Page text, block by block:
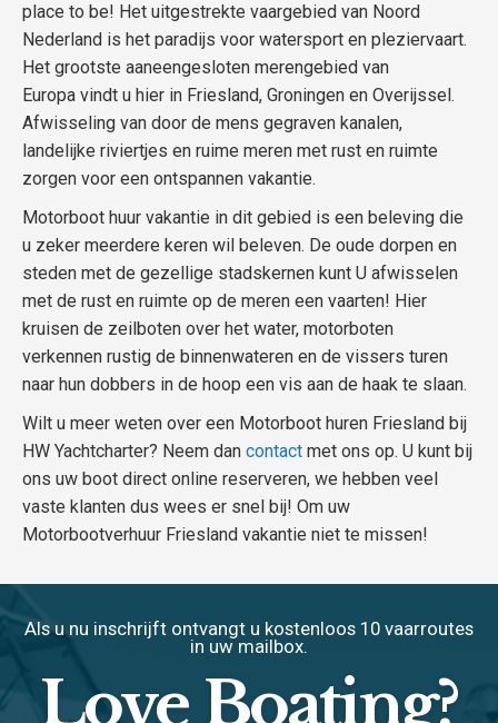
place to be! Het uitgestrekte vaargebied van Noord
Nederland is het paradijs voor watersport en pleziervaart.
Het grootste aaneengesloten merengebied van
Europa vindt u hier in Friesland, Groningen en Overijssel.
Afwisseling van door de mens gegraven kanalen,
landelijke riviertjes en ruime meren met rust en ruimte
zorgen voor een ontspannen vakantie.
Motorboot huur vakantie in dit gebied is een beleving die
u zeker meerdere keren wil beleven. De oude dorpen en
steden met de gezellige stadskernen kunt U afwisselen
met de rust en ruimte op de meren een vaarten! Hier
kruisen de zeilboten over het water, motorboten
verkennen rustig de binnenwateren en de vissers turen
naar hun dobbers in de hoop een vis aan de haak te slaan.
Wilt u meer weten over een Motorboot huren Friesland bij
HW Yachtcharter? Neem dan contact met ons op. U kunt bij
ons uw boot direct online reserveren, we hebben veel
vaste klanten dus wees er snel bij! Om uw
Motorbootverhuur Friesland vakantie niet te missen!
Als u nu inschrijft ontvangt u kostenloos 10 vaarroutes
in uw mailbox.
Love Boating?